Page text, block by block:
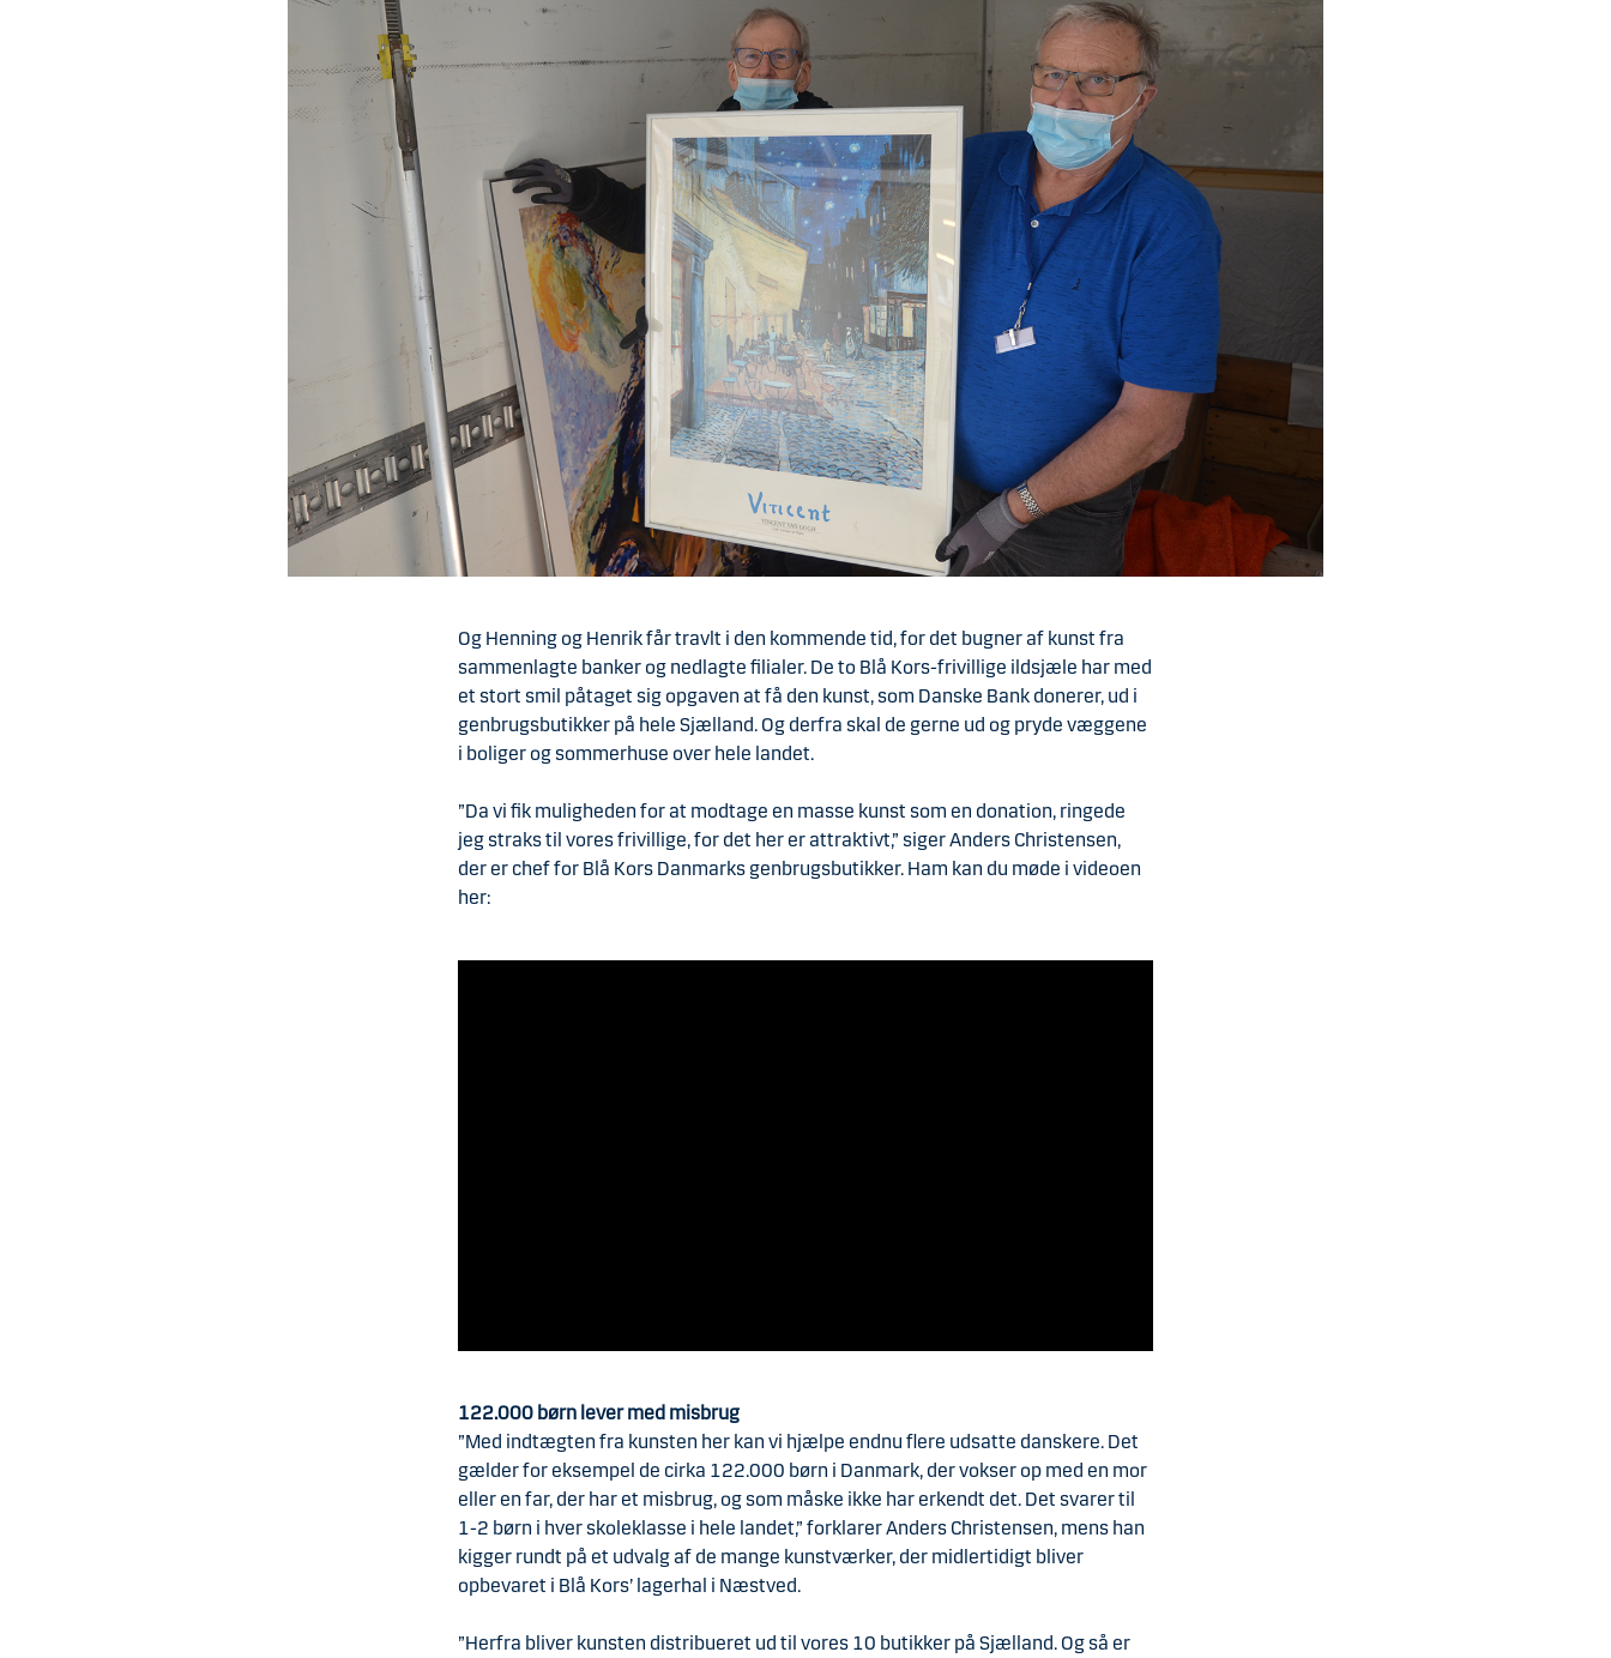
Og Henning og Henrik får travlt i den kommende tid, for det bugner af kunst fra
sammenlagte banker og nedlagte filialer. De to Blå Kors-frivillige ildsjæle har med
et stort smil påtaget sig opgaven at få den kunst, som Danske Bank donerer, ud i
genbrugsbutikker på hele Sjælland. Og derfra skal de gerne ud og pryde væggene
i boliger og sommerhuse over hele landet.
”Da vi fik muligheden for at modtage en masse kunst som en donation, ringede
jeg straks til vores frivillige, for det her er attraktivt,” siger Anders Christensen,
der er chef for Blå Kors Danmarks genbrugsbutikker. Ham kan du møde i videoen
her:
122.000 børn lever med misbrug
”Med indtægten fra kunsten her kan vi hjælpe endnu flere udsatte danskere. Det
gælder for eksempel de cirka 122.000 børn i Danmark, der vokser op med en mor
eller en far, der har et misbrug, og som måske ikke har erkendt det. Det svarer til
1-2 børn i hver skoleklasse i hele landet,” forklarer Anders Christensen, mens han
kigger rundt på et udvalg af de mange kunstværker, der midlertidigt bliver
opbevaret i Blå Kors’ lagerhal i Næstved.
”Herfra bliver kunsten distribueret ud til vores 10 butikker på Sjælland. Og så er